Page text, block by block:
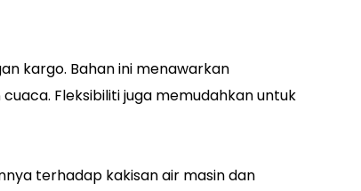
kargo. Bahan ini menawarkan
Fleksibiliti juga memudahkan untuk
terhadap kakisan air masin dan